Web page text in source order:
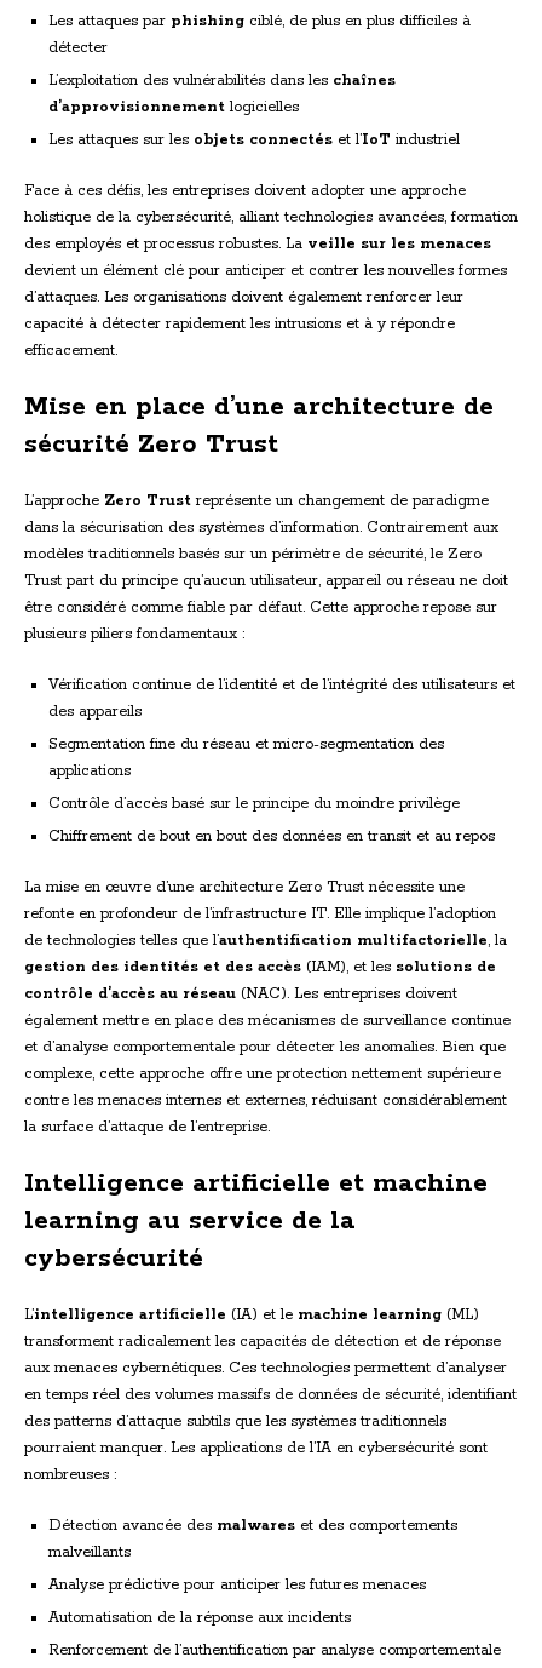
Les attaques par phishing ciblé, de plus en plus difficiles à
détecter
L’exploitation des vulnérabilités dans les chaînes
d’approvisionnement logicielles
Les attaques sur les objets connectés et l’IoT industriel
Face à ces défis, les entreprises doivent adopter une approche
holistique de la cybersécurité, alliant technologies avancées, formation
des employés et processus robustes. La veille sur les menaces
devient un élément clé pour anticiper et contrer les nouvelles formes
d’attaques. Les organisations doivent également renforcer leur
capacité à détecter rapidement les intrusions et à y répondre
efficacement.
Mise en place d’une architecture de
sécurité Zero Trust
L’approche Zero Trust représente un changement de paradigme
dans la sécurisation des systèmes d’information. Contrairement aux
modèles traditionnels basés sur un périmètre de sécurité, le Zero
Trust part du principe qu’aucun utilisateur, appareil ou réseau ne doit
être considéré comme fiable par défaut. Cette approche repose sur
plusieurs piliers fondamentaux :
Vérification continue de l’identité et de l’intégrité des utilisateurs et
des appareils
Segmentation fine du réseau et micro-segmentation des
applications
Contrôle d’accès basé sur le principe du moindre privilège
Chiffrement de bout en bout des données en transit et au repos
La mise en œuvre d’une architecture Zero Trust nécessite une
refonte en profondeur de l’infrastructure IT. Elle implique l’adoption
de technologies telles que l’authentification multifactorielle, la
gestion des identités et des accès (IAM), et les solutions de
contrôle d’accès au réseau (NAC). Les entreprises doivent
également mettre en place des mécanismes de surveillance continue
et d’analyse comportementale pour détecter les anomalies. Bien que
complexe, cette approche offre une protection nettement supérieure
contre les menaces internes et externes, réduisant considérablement
la surface d’attaque de l’entreprise.
Intelligence artificielle et machine
learning au service de la
cybersécurité
L’intelligence artificielle (IA) et le machine learning (ML)
transforment radicalement les capacités de détection et de réponse
aux menaces cybernétiques. Ces technologies permettent d’analyser
en temps réel des volumes massifs de données de sécurité, identifiant
des patterns d’attaque subtils que les systèmes traditionnels
pourraient manquer. Les applications de l’IA en cybersécurité sont
nombreuses :
Détection avancée des malwares et des comportements
malveillants
Analyse prédictive pour anticiper les futures menaces
Automatisation de la réponse aux incidents
Renforcement de l’authentification par analyse comportementale